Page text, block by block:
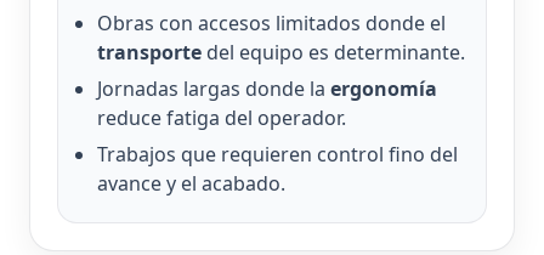
Obras con accesos limitados donde el
transporte del equipo es determinante.
Jornadas largas donde la ergonomía
reduce fatiga del operador.
Trabajos que requieren control fino del
avance y el acabado.